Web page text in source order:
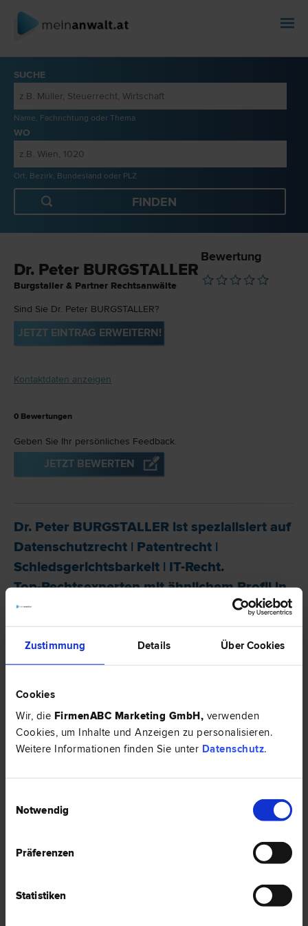
Zustimmung Details Über Cookies
Cookies
Wir, die FirmenABC Marketing GmbH, verwenden
Cookies, um Inhalte und Anzeigen zu personalisieren.
Weitere Informationen finden Sie unter Datenschutz.
Notwendig
Präferenzen
Statistiken
SUCHE
Name, Fachrichtung oder Thema
WO
Ort, Bezirk, Bundesland oder PLZ
Dr. Peter BURGSTALLER
Burgstaller & Partner Rechtsanwälte
Sind Sie Dr. Peter BURGSTALLER?
JETZT EINTRAG ERWEITERN!
Kontaktdaten anzeigen
Bewertung
0 Bewertungen
Geben Sie Ihr persönliches Feedback.
JETZT BEWERTEN
Dr. Peter BURGSTALLER ist spezialisiert auf
Datenschutz­recht | Patent­recht |
Schiedsgerichtsbarkeit | IT-Recht.
Top-Rechtsexperten mit ähnlichem Profil in
Linz:
Datenschutz­recht | Finanzstraf­recht | Unternehmens­recht |
4020 Linz
Kapuzinerstraße 38
0 Bewertungen